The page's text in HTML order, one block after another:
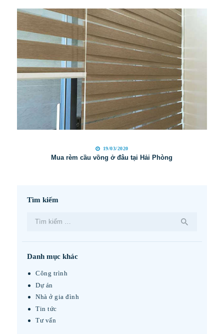
19/03/2020
Mua rèm cầu vồng ở đâu tại Hải Phòng
Tìm kiếm
Danh mục khác
Công trình
Dự án
Nhà ở gia đình
Tin tức
Tư vấn